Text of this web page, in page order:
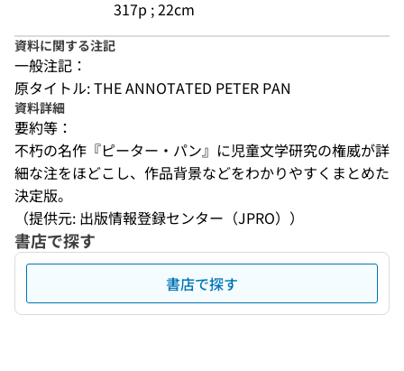
317p ; 22cm
資料に関する注記
一般注記：
原タイトル: THE ANNOTATED PETER PAN
資料詳細
要約等：
不朽の名作『ピーター・パン』に児童文学研究の権威が詳
細な注をほどこし、作品背景などをわかりやすくまとめた
決定版。
（提供元: 出版情報登録センター（JPRO））
書店で探す
書店で探す